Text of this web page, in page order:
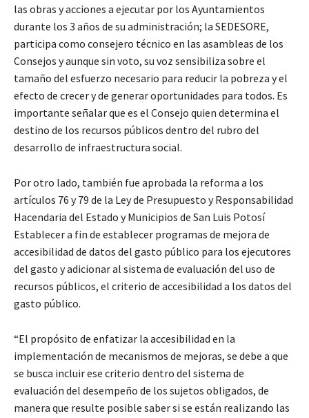
las obras y acciones a ejecutar por los Ayuntamientos
durante los 3 años de su administración; la SEDESORE,
participa como consejero técnico en las asambleas de los
Consejos y aunque sin voto, su voz sensibiliza sobre el
tamaño del esfuerzo necesario para reducir la pobreza y el
efecto de crecer y de generar oportunidades para todos. Es
importante señalar que es el Consejo quien determina el
destino de los recursos públicos dentro del rubro del
desarrollo de infraestructura social.
Por otro lado, también fue aprobada la reforma a los
artículos 76 y 79 de la Ley de Presupuesto y Responsabilidad
Hacendaria del Estado y Municipios de San Luis Potosí
Establecer a fin de establecer programas de mejora de
accesibilidad de datos del gasto público para los ejecutores
del gasto y adicionar al sistema de evaluación del uso de
recursos públicos, el criterio de accesibilidad a los datos del
gasto público.
“El propósito de enfatizar la accesibilidad en la
implementación de mecanismos de mejoras, se debe a que
se busca incluir ese criterio dentro del sistema de
evaluación del desempeño de los sujetos obligados, de
manera que resulte posible saber si se están realizando las